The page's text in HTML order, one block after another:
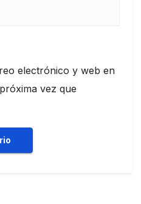
electrónico y web en
vez que